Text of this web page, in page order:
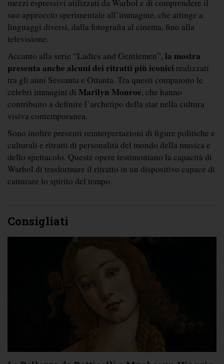
mezzi espressivi utilizzati da Warhol e di comprendere il
suo approccio sperimentale all’immagine, che attinge a
linguaggi diversi, dalla fotografia al cinema, fino alla
televisione.
Accanto alla serie “Ladies and Gentlemen”, la mostra
presenta anche alcuni dei ritratti più iconici realizzati
tra gli anni Sessanta e Ottanta. Tra questi compaiono le
celebri immagini di Marilyn Monroe, che hanno
contribuito a definire l’archetipo della star nella cultura
visiva contemporanea.
Sono inoltre presenti reinterpretazioni di figure politiche e
culturali e ritratti di personalità del mondo della musica e
dello spettacolo. Queste opere testimoniano la capacità di
Warhol di trasformare il ritratto in un dispositivo capace di
catturare lo spirito del tempo.
Consigliati